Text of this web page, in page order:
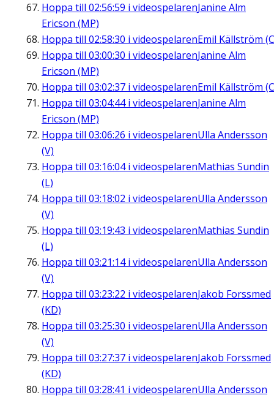
Hoppa till 02:56:59 i videospelarenJanine Alm
Ericson (MP)
Hoppa till 02:58:30 i videospelarenEmil Källström
Hoppa till 03:00:30 i videospelarenJanine Alm
Ericson (MP)
Hoppa till 03:02:37 i videospelarenEmil Källström
Hoppa till 03:04:44i videospelarenJanine Alm
Ericson (MP)
Hoppa till 03:06:26 i videospelarenUlla Andersson
(V)
Hoppa till 03:16:04i videospelarenMathias Sundin
(L)
Hoppa till 03:18:02 i videospelarenUlla Andersson
(V)
Hoppa till 03:19:43 i videospelarenMathias Sundin
(L)
Hoppa till 03:21:14i videospelarenUlla Andersson
(V)
Hoppa till 03:23:22 i videospelarenJakob Forssmed
(KD)
Hoppa till 03:25:30 i videospelarenUlla Andersson
(V)
Hoppa till 03:27:37 i videospelarenJakob Forssmed
(KD)
Hoppa till 03:28:41 i videospelarenUlla Andersson